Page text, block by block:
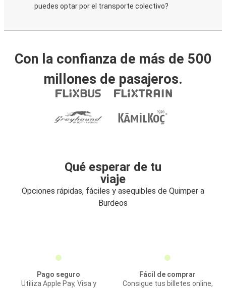
puedes optar por el transporte colectivo?
Con la confianza de más de 500
millones de pasajeros.
Qué esperar de tu
viaje
Opciones rápidas, fáciles y asequibles de Quimper a
Burdeos
Pago seguro
Utiliza Apple Pay, Visa y
Fácil de comprar
Consigue tus billetes online,